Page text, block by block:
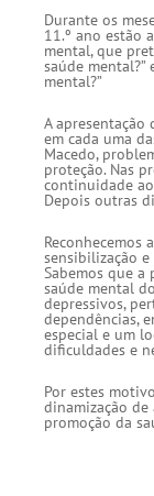
Durante os
11.º ano estão
mental, que
saúde mental?”
mental?”
A apresentação
em cada uma
Macedo,
proteção. Nas
continuidade
Depois outras
Reconhecemos
sensibilização
Sabemos que
saúde mental
depressivos,
dependências,
especial e um
dificuldades e
Por estes
dinamização
promoção da